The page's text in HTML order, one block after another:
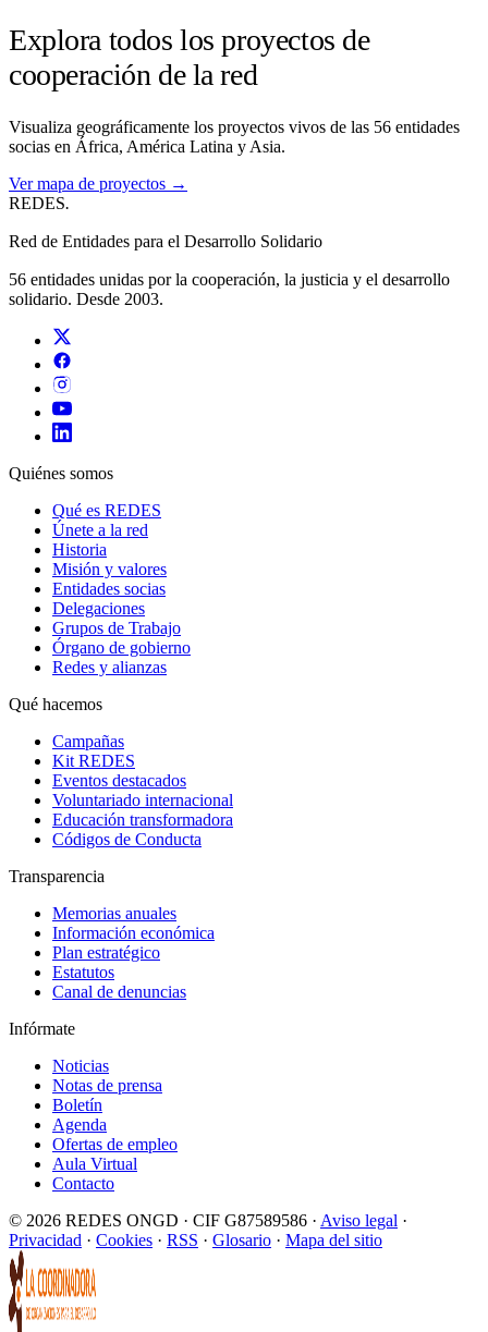
Explora todos los proyectos de
cooperación de la red
Visualiza geográficamente los proyectos vivos de las 56 entidades
socias en África, América Latina y Asia.
Ver mapa de proyectos →
REDES.
Red de Entidades para el Desarrollo Solidario
56 entidades unidas por la cooperación, la justicia y el desarrollo
solidario. Desde 2003.
Quiénes somos
Qué es REDES
Únete a la red
Historia
Misión y valores
Entidades socias
Delegaciones
Grupos de Trabajo
Órgano de gobierno
Redes y alianzas
Qué hacemos
Campañas
Kit REDES
Eventos destacados
Voluntariado internacional
Educación transformadora
Códigos de Conducta
Transparencia
Memorias anuales
Información económica
Plan estratégico
Estatutos
Canal de denuncias
Infórmate
Noticias
Notas de prensa
Boletín
Agenda
Ofertas de empleo
Aula Virtual
Contacto
© 2026 REDES ONGD · CIF G87589586 · Aviso legal ·
Privacidad · Cookies · RSS · Glosario · Mapa del sitio